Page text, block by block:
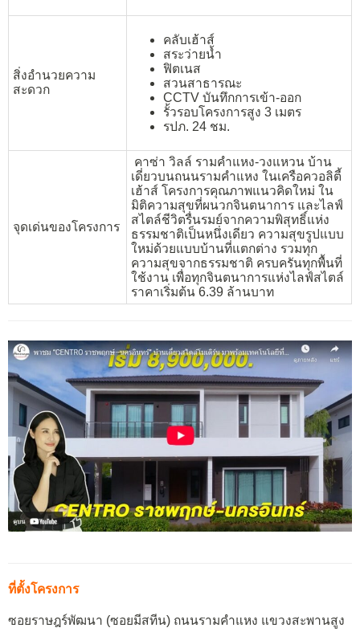
สิ่งอำนวยความ
สะดวก
คลับเฮ้าส์
สระว่ายน้ำ
ฟิตเนส
สวนสาธารณะ
CCTV บันทึกการเข้า-ออก
รั้วรอบโครงการสูง 3 เมตร
รปภ. 24 ชม.
จุดเด่นของโครงการ
คาซ่า วิลล์ รามคำแหง-วงแหวน บ้าน
เดี่ยวบนถนนรามคำแหง ในเครือควอลิตี้
เฮ้าส์ โครงการคุณภาพแนวคิดใหม่ ใน
มิติความสุขที่ผนวกจินตนาการ และไลฟ์
สไตล์ชีวิตรื่นรมย์จากความพิสุทธิ์แห่ง
ธรรมชาติเป็นหนึ่งเดียว ความสุขรูปแบบ
ใหม่ด้วยแบบบ้านที่แตกต่าง รวมทุก
ความสุขจากธรรมชาติ ครบครันทุกพื้นที่
ใช้งาน เพื่อทุกจินตนาการแห่งไลฟ์สไตล์
ราคาเริ่มต้น 6.39 ล้านบาท
ที่ตั้งโครงการ
ซอยราษฎร์พัฒนา (ซอยมีสทีน) ถนนรามคำแหง แขวงสะพานสูง